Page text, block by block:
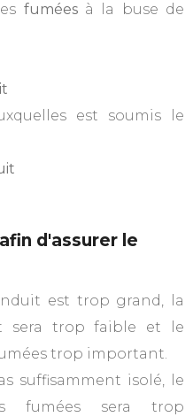
fuméesà la buse de
est soumis le
d'assurer le
est trop grand, la
sera trop faible et le
trop important.
suffisamment isolé, le
fumées sera trop